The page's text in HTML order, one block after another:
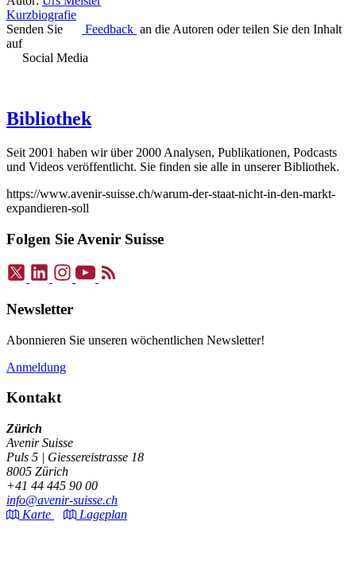
Kurzbiografie
Senden Sie
Feedback an die Autoren oder teilen Sie den Inhalt
auf
Social Media
Bibliothek
Seit 2001 haben wir über 2000 Analysen, Publikationen, Podcasts
und Videos veröffentlicht. Sie finden sie alle in unserer Bibliothek.
https://www.avenir-suisse.ch/warum-der-staat-nicht-in-den-markt-
expandieren-soll
Folgen Sie Avenir Suisse
Newsletter
Abonnieren Sie unseren wöchentlichen Newsletter!
Anmeldung
Kontakt
Zürich
Avenir Suisse
Puls 5 | Giessereistrasse 18
8005 Zürich
+41 44 445 90 00
info@avenir-suisse.ch
Karte
Lageplan